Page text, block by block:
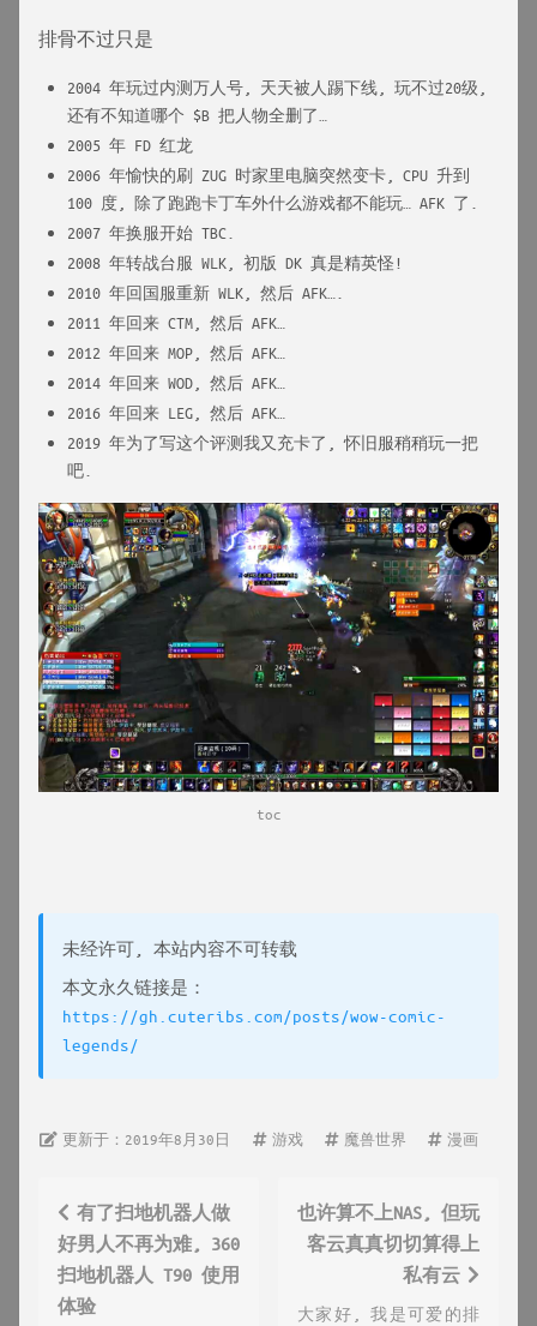
排骨不过只是
2004 年玩过内测万人号, 天天被人踢下线, 玩不过20级,
还有不知道哪个 $B 把人物全删了…
2005 年 FD 红龙
2006 年愉快的刷 ZUG 时家里电脑突然变卡, CPU 升到
100 度, 除了跑跑卡丁车外什么游戏都不能玩… AFK 了.
2007 年换服开始 TBC.
2008 年转战台服 WLK, 初版 DK 真是精英怪!
2010 年回国服重新 WLK, 然后 AFK….
2011 年回来 CTM, 然后 AFK…
2012 年回来 MOP, 然后 AFK…
2014 年回来 WOD, 然后 AFK…
2016 年回来 LEG, 然后 AFK…
2019 年为了写这个评测我又充卡了, 怀旧服稍稍玩一把
吧.
toc
未经许可, 本站内容不可转载
本文永久链接是：
https://gh.cuteribs.com/posts/wow-comic-
legends/
更新于：2019年8月30日 游戏 魔兽世界 漫画
有了扫地机器人做
好男人不再为难, 360
扫地机器人 T90 使用
体验
也许算不上NAS, 但玩
客云真真切切算得上
私有云
大家好, 我是可爱的排